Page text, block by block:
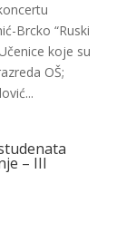
Brcko “Ruski
koje su
OŠ;
– III